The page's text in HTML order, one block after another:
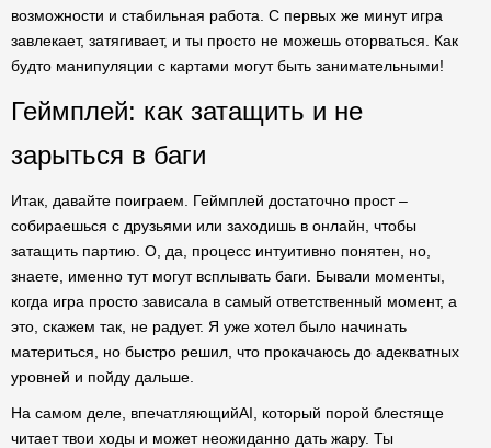
возможности и стабильная работа. С первых же минут игра
завлекает, затягивает, и ты просто не можешь оторваться. Как
будто манипуляции с картами могут быть занимательными!
Геймплей: как затащить и не
зарыться в баги
Итак, давайте поиграем. Геймплей достаточно прост –
собираешься с друзьями или заходишь в онлайн, чтобы
затащить партию. О, да, процесс интуитивно понятен, но,
знаете, именно тут могут всплывать баги. Бывали моменты,
когда игра просто зависала в самый ответственный момент, а
это, скажем так, не радует. Я уже хотел было начинать
материться, но быстро решил, что прокачаюсь до адекватных
уровней и пойду дальше.
На самом деле, впечатляющийAI, который порой блестяще
читает твои ходы и может неожиданно дать жару. Ты